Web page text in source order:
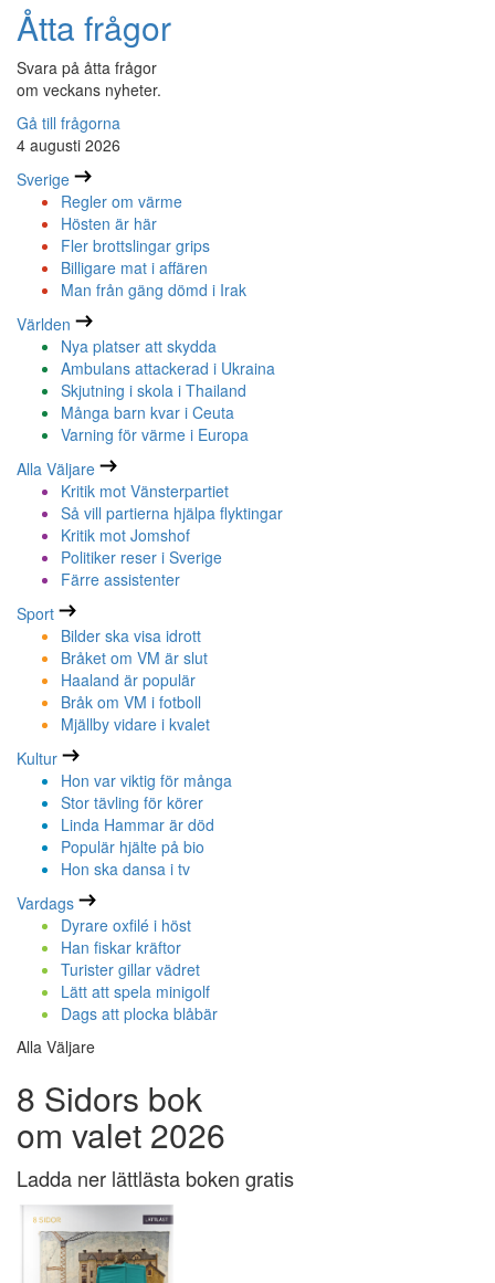
Åtta frågor
Svara på åtta frågor
om veckans nyheter.
Gå till frågorna
4 augusti 2026
Sverige
Regler om värme
Hösten är här
Fler brottslingar grips
Billigare mat i affären
Man från gäng dömd i Irak
Världen
Nya platser att skydda
Ambulans attackerad i Ukraina
Skjutning i skola i Thailand
Många barn kvar i Ceuta
Varning för värme i Europa
Alla Väljare
Kritik mot Vänsterpartiet
Så vill partierna hjälpa flyktingar
Kritik mot Jomshof
Politiker reser i Sverige
Färre assistenter
Sport
Bilder ska visa idrott
Bråket om VM är slut
Haaland är populär
Bråk om VM i fotboll
Mjällby vidare i kvalet
Kultur
Hon var viktig för många
Stor tävling för körer
Linda Hammar är död
Populär hjälte på bio
Hon ska dansa i tv
Vardags
Dyrare oxfilé i höst
Han fiskar kräftor
Turister gillar vädret
Lätt att spela minigolf
Dags att plocka blåbär
Alla Väljare
8 Sidors bok
om valet 2026
Ladda ner lättlästa boken gratis